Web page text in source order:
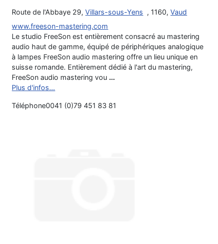
Route de l'Abbaye 29,Villars-sous-Yens , 1160,Vaud
www.freeson-mastering.com
Le studio FreeSon est entièrement consacré au mastering
audio haut de gamme, équipé de périphériques analogique
à lampes FreeSon audio mastering offre un lieu unique en
suisse romande. Entièrement dédié à l'art du mastering,
FreeSon audio mastering vou ...
Plus d'infos...
Téléphone0041 (0)79 451 83 81